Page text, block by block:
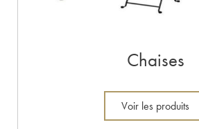
Chaises
Voir les produits